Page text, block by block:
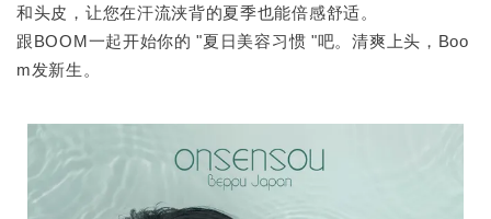
和头皮，让您在汗流浃背的夏季也能倍感舒适。
跟BOOM一起开始你的 "夏日美容习惯 "吧。清爽上头，Boo
m发新生。